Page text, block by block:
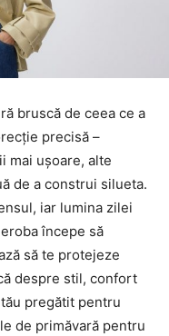
bruscă de ceea ce a
precisă –
mai ușoare, alte
de a construi silueta.
iar lumina zilei
începe să
să te protejeze
despre stil, confort
pregătit pentru
de primăvară pentru